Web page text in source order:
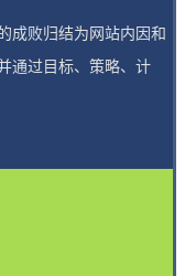
成败归结为网站内因和
通过目标、策略、计